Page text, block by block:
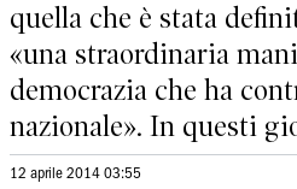
quella che è stata
«una straordinaria
democrazia che ha
nazionale». In questi
12 aprile 2014 03:55